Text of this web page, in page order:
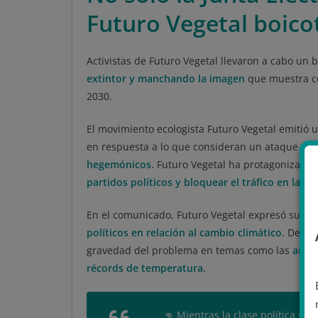
Futuro Vegetal
Activistas de Futuro Vegetal llevaron a cabo un
extintor y manchando la imagen que muestra
2030.
El movimiento ecologista Futuro Vegetal
en respuesta a lo que consideran un ataque a
hegemónicos. Futuro Vegetal ha
partidos políticos y bloquear el tráfico en la M-
En el comunicado, Futuro Vegetal expresó su
políticos en relación al cambio climático.
gravedad del problema en temas como las
récords de temperatura.
👊 Mientras la clase política se